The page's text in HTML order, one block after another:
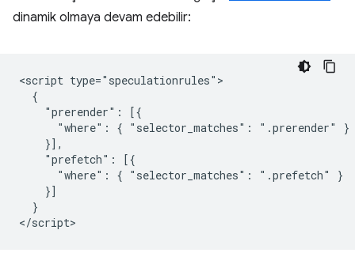
dinamik olmaya devam edebilir:
<script type="speculationrules">
  {
    "prerender": [{
      "where": { "selector_matches": ".prerender" }
    }],
    "prefetch": [{
      "where": { "selector_matches": ".prefetch" }
    }]
  }